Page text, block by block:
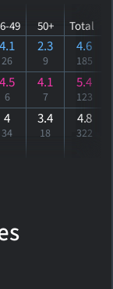
49 50+ Total
4.1
26
2.3
9
4.6
185
4.5
6
4.1
7
5.4
123
4
34
3.4
18
4.8
322